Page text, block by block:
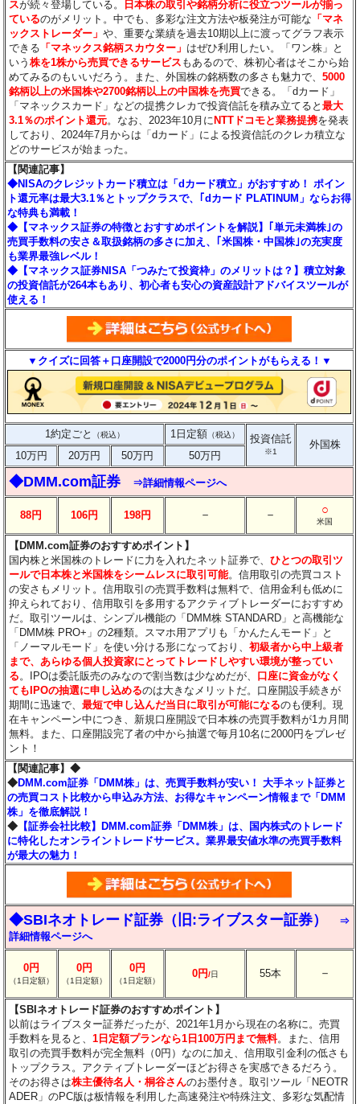
スが続々登場している。
日本株の取引や銘柄分析に役立つツールが揃っ
ているのがメリット。中でも、多彩な注文方法や板発注が可能な 「マネ
ックストレーダー」や、重要な業績を過去10期以上に渡ってグラフ表示
できる 「マネックス銘柄スカウター」 はぜひ利用したい。「ワン株」と
いう株を1株から売買できるサービス もあるので、株初心者はそこから始
めてみるのもいいだろう。また、外国株の銘柄数の多さも魅力で、5000
銘柄以上の米国株や2700銘柄以上の中国株を売買できる。「dカード」
「マネックスカード」などの提携クレカで投資信託を積み立てると最大
3.1％のポイント還元。なお、2023年10月に NTTドコモと業務提携を発表
しており、2024年7月からは「dカード」による投資信託のクレカ積立な
どのサービスが始まった。
【関連記事】
◆NISAのクレジットカード積立は「dカード積立」がおすすめ！ ポイン
ト還元率は最大3.1％とトップクラスで、｢dカード PLATINUM」ならお得
な特典も満載！
◆【マネックス証券の特徴とおすすめポイントを解説】｢単元未満株｣の
売買手数料の安さ＆取扱銘柄の多さに加え、｢米国株・中国株｣の充実度
も業界最強レベル！
◆【マネックス証券NISA「つみたて投資枠」のメリットは？】積立対象
の投資信託が264本もあり、初心者も安心の資産設計アドバイスツールが
使える！
▼クイズに回答＋口座開設で2000円分のポイントがもらえる！▼
1約定ごと （税込） 1日定額 （税込） 投資信託
※1
外国株
10万円
20万円 50万円 50万円
◆DMM.com証券 ⇒詳細情報ページへ
88円 106円 198円 － － ○
米国
【DMM.com証券のおすすめポイント】
国内株と米国株のトレードに力を入れたネット証券で、ひとつの取引ツ
ールで日本株と米国株をシームレスに取引可能。信用取引の売買コスト
の安さもメリット。信用取引の売買手数料は無料で、信用金利も低めに
抑えられており、信用取引を多用するアクティブトレーダーにおすすめ
だ。取引ツールは、シンプル機能の「DMM株 STANDARD」と高機能な
「DMM株 PRO+」の2種類。スマホ用アプリも「かんたんモード」と
「ノーマルモード」を使い分ける形になっており、初級者から中上級者
まで、あらゆる個人投資家にとってトレードしやすい環境が整ってい
る。IPOは委託販売のみなので割当数は少なめだが、 口座に資金がなく
てもIPOの抽選に申し込めるのは大きなメリットだ。口座開設手続きが
期間に迅速で、最短で申し込んだ当日に取引が可能になるのも便利。現
在キャンペーン中につき、新規口座開設で日本株の売買手数料が1カ月間
無料。また、口座開設完了者の中から抽選で毎月10名に2000円をプレゼ
ント！
【関連記事】◆
◆DMM.com証券「DMM株」は、売買手数料が安い！ 大手ネット証券と
の売買コスト比較から申込み方法、お得なキャンペーン情報まで「DMM
株」を徹底解説！
◆ 【証券会社比較】DMM.com証券「DMM株」は、国内株式のトレード
に特化したオンライントレードサービス。業界最安値水準の売買手数料
が最大の魅力！
◆SBIネオトレード証券（旧:ライブスター証券）
⇒
詳細情報ページへ
0円
（1日定額）
0円
（1日定額）
0円
（1日定額）
0円/日 55本 －
【SBIネオトレード証券のおすすめポイント】
以前はライブスター証券だったが、2021年1月から現在の名称に。売買
手数料を見ると、1日定額プランなら1日100万円まで無料。また、信用
取引の売買手数料が完全無料（0円）なのに加え、信用取引金利の低さも
トップクラス。アクティブトレーダーほどお得さを実感できるだろう。
そのお得さは株主優待名人・桐谷さんのお墨付き。取引ツール「NEOTR
ADER」のPC版は板情報を利用した高速発注や特殊注文、多彩な気配情